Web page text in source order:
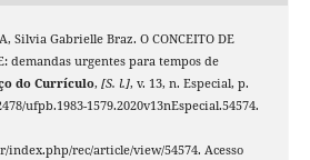
Silvia Gabrielle Braz. O CONCEITO DE
demandas urgentes para tempos de
do Currículo, [S. l.], v. 13, n. Especial, p.
ufpb.1983-1579.2020v13nEspecial.54574.
rec/article/view/54574. Acesso